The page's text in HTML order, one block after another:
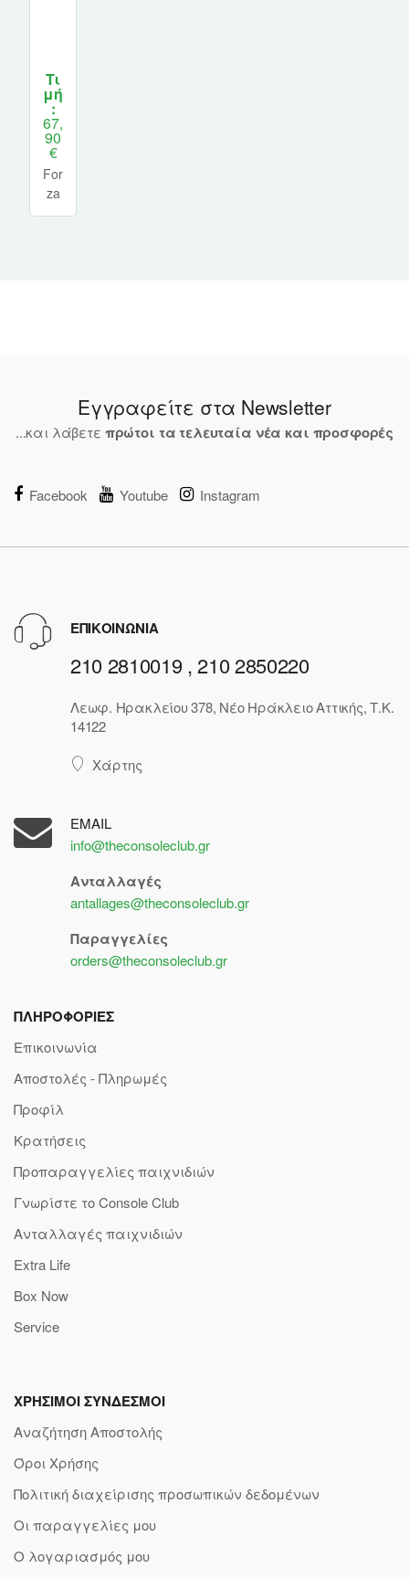
Τι
μή
:
67,
90
€
For
za
Hori
Εγγραφείτε στα Newsletter
...και λάβετε πρώτοι τα τελευταία νέα και προσφορές
Facebook Youtube Instagram
ΕΠΙΚΟΙΝΩΝΙΑ
210 2810019 , 210 2850220
Λεωφ. Ηρακλείου 378, Νέο Ηράκλειο Αττικής, Τ.Κ.
14122
Χάρτης
EMAIL
info@theconsoleclub.gr
Ανταλλαγές
antallages@theconsoleclub.gr
Παραγγελίες
orders@theconsoleclub.gr
ΠΛΗΡΟΦΟΡΙΕΣ
Επικοινωνία
Αποστολές - Πληρωμές
Προφίλ
Κρατήσεις
Προπαραγγελίες παιχνιδιών
Γνωρίστε το Console Club
Ανταλλαγές παιχνιδιών
Extra Life
Box Now
Service
ΧΡΗΣΙΜΟΙ ΣΥΝΔΕΣΜΟΙ
Αναζήτηση Αποστολής
Όροι Χρήσης
Πολιτική διαχείρισης προσωπικών δεδομένων
Οι παραγγελίες μου
Ο λογαριασμός μου